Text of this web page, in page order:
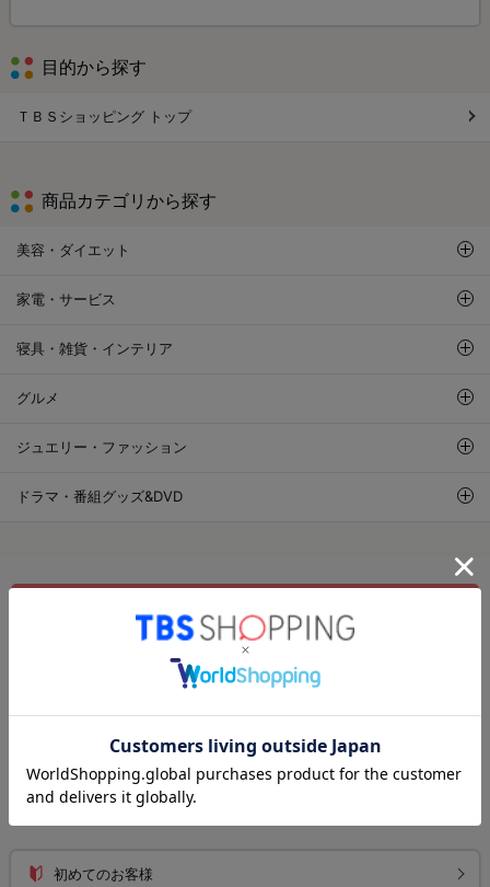
目的から探す
ＴＢＳショッピング トップ
商品カテゴリから探す
美容・ダイエット
家電・サービス
寝具・雑貨・インテリア
グルメ
ジュエリー・ファッション
ドラマ・番組グッズ&DVD
新規会員・メルマガ登録
ログイン
お気に入りリスト
お知らせ
初めてのお客様